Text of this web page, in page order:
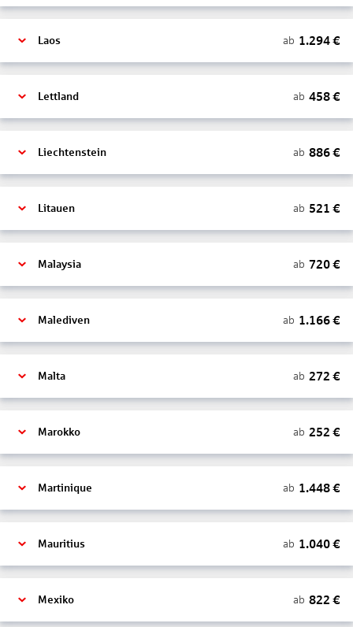
Laos ab 1.294€
Lettland ab 458€
Liechtenstein ab 886€
Litauen ab 521 €
Malaysia ab 720€
Malediven ab 1.166€
Malta ab 272 €
Marokko ab 252 €
Martinique ab 1.448€
Mauritius ab 1.040€
Mexiko ab 822 €